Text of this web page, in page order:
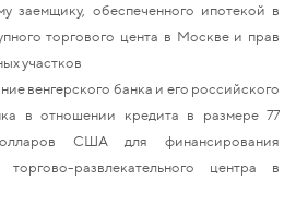
заемщику, обеспеченного ипотекой в
торгового цента в Москве и прав
участков
венгерского банка и его российского
в отношении кредита в размере 77
США для финансирования
торгово-развлекательного центра в